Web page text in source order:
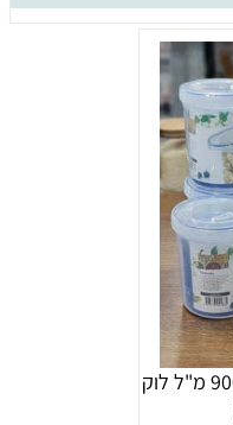
6 קופסאות טוויסט 900 מ"ל לוק